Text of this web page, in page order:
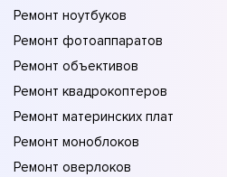
Ремонт ноутбуков
Ремонт фотоаппаратов
Ремонт объективов
Ремонт квадрокоптеров
Ремонт материнских плат
Ремонт моноблоков
Ремонт оверлоков